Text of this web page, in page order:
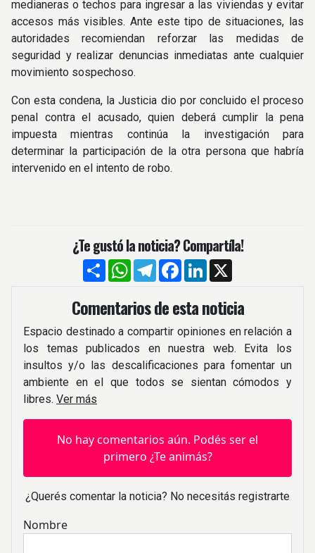
medianeras o techos para ingresar a las viviendas y evitar
accesos más visibles. Ante este tipo de situaciones, las
autoridades recomiendan reforzar las medidas de
seguridad y realizar denuncias inmediatas ante cualquier
movimiento sospechoso.
Con esta condena, la Justicia dio por concluido el proceso
penal contra el acusado, quien deberá cumplir la pena
impuesta mientras continúa la investigación para
determinar la participación de la otra persona que habría
intervenido en el intento de robo.
¿Te gustó la noticia? Compartíla!
CompartirWhatsApp
TelegramFacebook
LinkedIn
Comentarios de esta noticia
Espacio destinado a compartir opiniones en relación a
los temas publicados en nuestra web. Evita los
insultos y/o las descalificaciones para fomentar un
ambiente en el que todos se sientan cómodos y
libres. Ver más
No hay comentarios aún. Podés ser el
primero ¿Te animás?
¿Querés comentar la noticia? No necesitás registrarte
Nombre